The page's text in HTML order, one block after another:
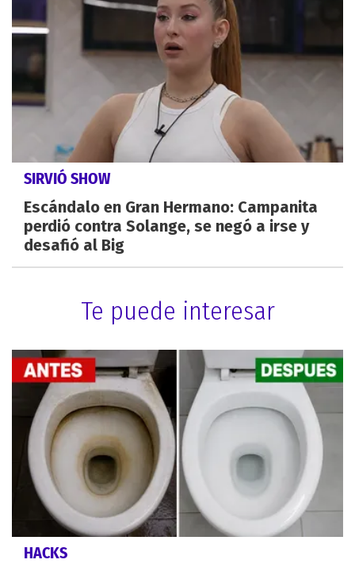
SIRVIÓ SHOW
Escándalo en Gran Hermano: Campanita
perdió contra Solange, se negó a irse y
desafió al Big
Te puede interesar
HACKS